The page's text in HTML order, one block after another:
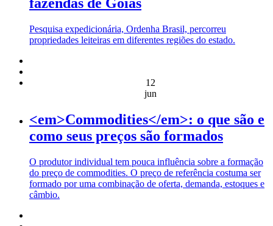
Pesquisa expedicionária, Ordenha Brasil, percorreu
propriedades leiteiras em diferentes regiões do estado.
12
jun
<em>Commodities</em>: o que são e
como seus preços são formados
O produtor individual tem pouca influência sobre a formação
do preço de commodities. O preço de referência costuma ser
formado por uma combinação de oferta, demanda, estoques e
câmbio.